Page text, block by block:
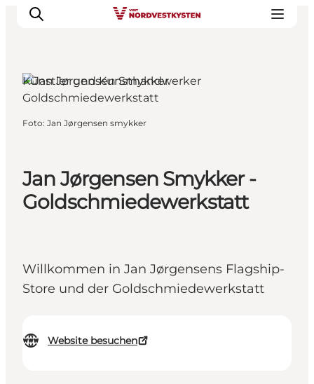
Urlaubsorte
Unterkunft
Mach deine Urlaubsplanung
Jan Jørgensen Smykker -
Goldschmiedewerkstatt
Willkommen in Jan Jørgensens Flagship-
Store und der Goldschmiedewerkstatt
Website besuchen
Künstler und Kunsthandwerker
Foto: Jan Jørgensen smykker